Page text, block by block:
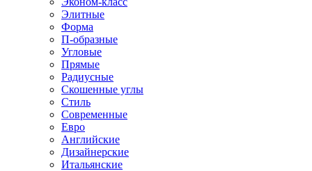
Элитные
Форма
П-образные
Угловые
Прямые
Радиусные
Скошенные углы
Стиль
Современные
Евро
Английские
Дизайнерские
Итальянские